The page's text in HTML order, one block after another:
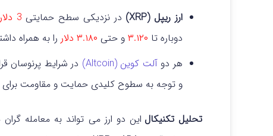
ارز ریپل (XRP)
در نزدیکی سطح حمایتی3 دلار
دوباره تا ۳.۱۲۰ و حتی ۳.۱۸۰ دلار
را به همراه
هر دوآلت کوین (Altcoin)
در شرایط پرنوسان
و توجه به سطوح کلیدی حمایت و مقاومت
تحلیل تکنیکال این دو ارز می تواند به معامله